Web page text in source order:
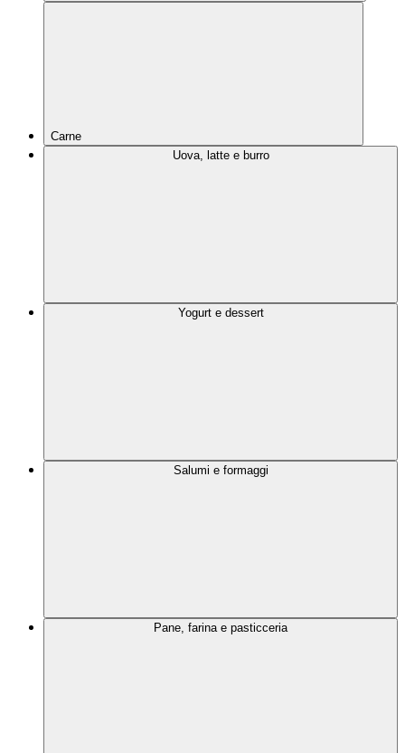
Carne
Uova, latte e burro
Yogurt e dessert
Salumi e formaggi
Pane, farina e pasticceria